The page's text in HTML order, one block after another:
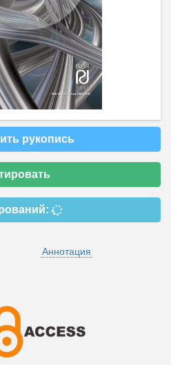
рукопись
Аннотация